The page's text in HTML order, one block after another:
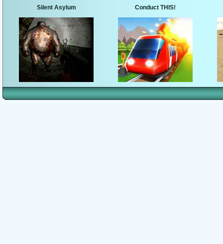
Silent Asylum Conduct THIS!